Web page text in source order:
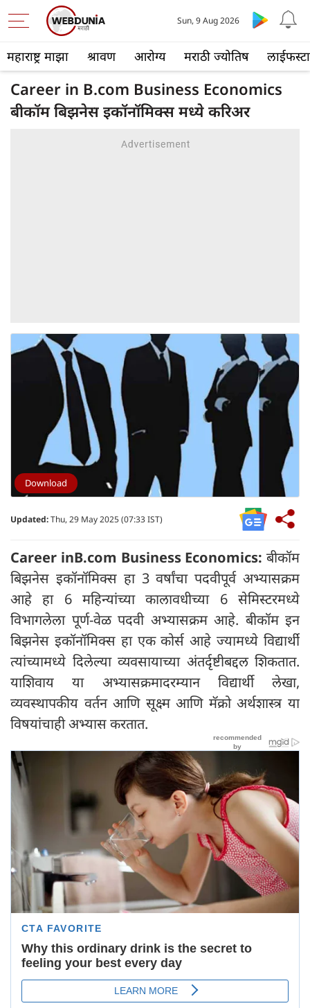
महाराष्ट्र माझा श्रावण आरोग्य मराठी ज्योतिष
Sun, 9 Aug 2026
Career in B.com Business Economics
बीकॉम बिझनेस इकॉनॉमिक्स मध्ये करिअर
Download
Updated:Thu, 29 May 2025 (07:33 IST)
Career inB.com Business Economics: बीकॉम
बिझनेस इकॉनॉमिक्स हा 3 वर्षांचा पदवीपूर्व अभ्यासक्रम
आहे हा 6 महिन्यांच्या कालावधीच्या 6 सेमिस्टरमध्ये
विभागलेला पूर्ण-वेळ पदवी अभ्यासक्रम आहे. बीकॉम इन
बिझनेस इकॉनॉमिक्स हा एक कोर्स आहे ज्यामध्ये विद्यार्थी
त्यांच्यामध्ये दिलेल्या व्यवसायाच्या अंतर्दृष्टीबद्दल शिकतात.
याशिवाय या अभ्यासक्रमादरम्यान विद्यार्थी लेखा,
व्यवस्थापकीय वर्तन आणि सूक्ष्म आणि मॅक्रो अर्थशास्त्र या
विषयांचाही अभ्यास करतात.